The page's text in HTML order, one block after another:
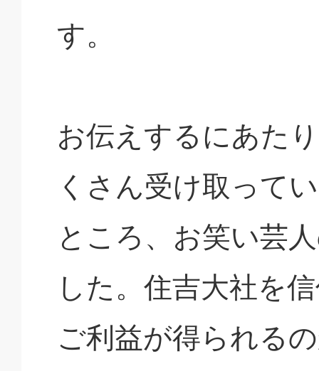
す。
お伝えするにあた
くさん受け取って
ところ、お笑い芸
した。住吉大社を
ご利益が得られる